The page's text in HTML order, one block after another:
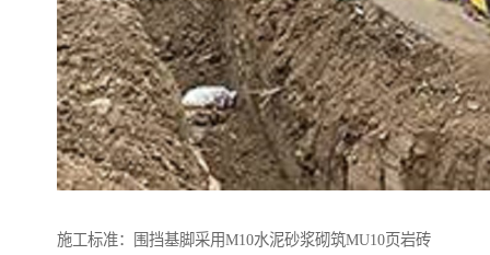
施工标准：围挡基脚采用M10水泥砂浆砌筑MU10页岩砖